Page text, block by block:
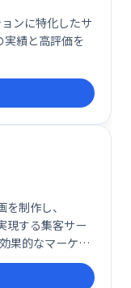
ンに特化したサ
実績と高評価を
制作し、
現する集客サー
果的なマーケテ
現在最も人気が
。